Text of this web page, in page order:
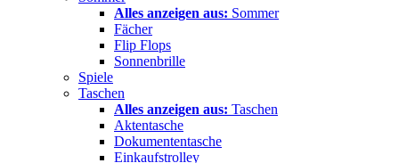
Alles anzeigen aus: Sommer
Fächer
Flip Flops
Sonnenbrille
Spiele
Taschen
Alles anzeigen aus: Taschen
Aktentasche
Dokumententasche
Einkaufstrolley